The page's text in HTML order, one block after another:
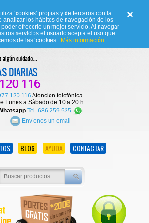
‘cookies’ propias y de terceros con la
analizar los hábitos de navegación de los
ofrecerle un mejor servicio. Al navegar
servicios el usuario acepta el uso que
de las ‘cookies’. Más información
120 116 Atención telefónica
Lunes a Sábado de 10 a 20 h
Tel. 686 259 525
Envíenos un email
BLOG AYUDA CONTACTAR